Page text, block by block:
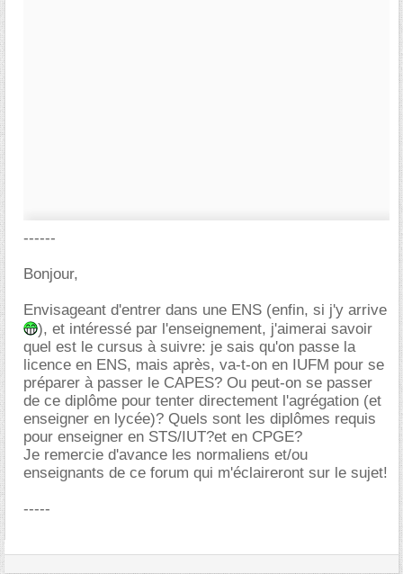
------
Bonjour,
Envisageant d'entrer dans une ENS (enfin, si j'y arrive
), et intéressé par l'enseignement, j'aimerai savoir
quel est le cursus à suivre: je sais qu'on passe la
licence en ENS, mais après, va-t-on en IUFM pour se
préparer à passer le CAPES? Ou peut-on se passer
de ce diplôme pour tenter directement l'agrégation (et
enseigner en lycée)? Quels sont les diplômes requis
pour enseigner en STS/IUT?et en CPGE?
Je remercie d'avance les normaliens et/ou
enseignants de ce forum qui m'éclaireront sur le sujet!
-----